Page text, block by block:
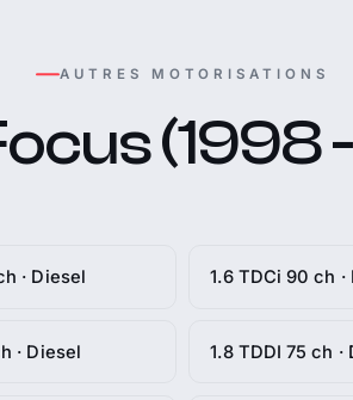
AUTRES MOTORISATIONS
(1998
· Diesel 1.6 TDCi 90 ch ·
· Diesel 1.8 TDDI 75 ch ·